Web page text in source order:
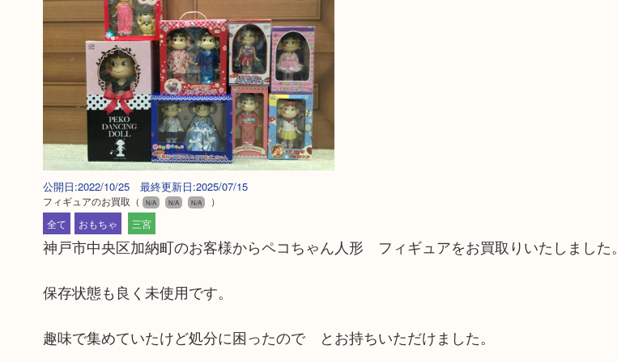
公開日:2022/10/25 最終更新日:2025/07/15
フィギュアのお買取 （ N/A N/A N/A
）
全て
おもちゃ 三宮
神戸市中央区加納町のお客様からペコちゃん人形 フィギュアをお買取りいたしました。
保存状態も良く未使用です。
趣味で集めていたけど処分に困ったので とお持ちいただけました。